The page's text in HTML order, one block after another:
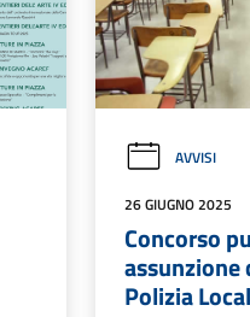
AVVISI
26 GIUGNO 2025
Concorso
assunzione
Polizia